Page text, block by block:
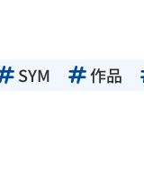
SYM 作品